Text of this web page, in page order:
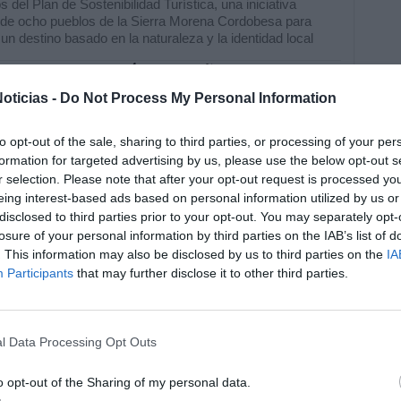
- Do Not Process My Personal Information
opt-out of the sale, sharing to third parties, or processing of your
for targeted advertising by us, please use the below opt-out
selection. Please note that after your opt-out request is processed
interest-based ads based on personal information utilized by us
to third parties prior to your opt-out. You may separately
of your personal information by third parties on the IAB’s list of
This information may also be disclosed by us to third parties on the
Participants that may further disclose it to other third parties.
Data Processing Opt Outs
opt-out of the Sharing of my personal data.
del Plan de Sostenibilidad Turística, una iniciativa
ocho pueblos de la Sierra Morena Cordobesa para
destino basado en la naturaleza y la identidad local
del Francés de Cañete de las
vuelve a conquistar Córdoba con
espacio logra el sexto premio provincial en la XI
Concurso Provincial de Patios, Rincones y Rejas de
honra a María Auxiliadora en
semana marcado por la fe, la
y la convivencia
22/06/2026
en torno a la imagen de la patrona.
y La Frontera encabezarán el
18/06/2026
reunirá en Lopera a dos referentes del rock español junto